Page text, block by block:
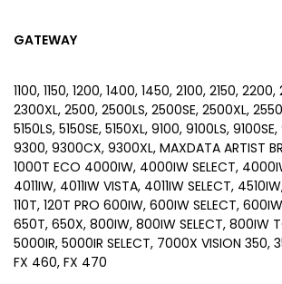
GATEWAY
1100, 1150, 1200, 1400, 1450, 2100, 2150,
2300XL, 2500, 2500LS, 2500SE, 2500XL,
5150LS, 5150SE, 5150XL, 9100, 9100LS,
9300, 9300CX, 9300XL, MAXDATA ARTIST
1000T ECO 4000IW, 4000IW SELECT,
4011IW, 4011IW VISTA, 4011IW SELECT,
110T, 120T PRO 600IW, 600IW SELECT,
650T, 650X, 800IW, 800IW SELECT, 800IW
5000IR, 5000IR SELECT, 7000X VISION 350,
FX 460, FX 470